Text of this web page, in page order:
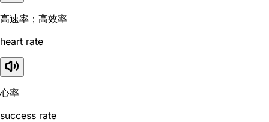
高速率；高效率
heart rate
心率
success rate